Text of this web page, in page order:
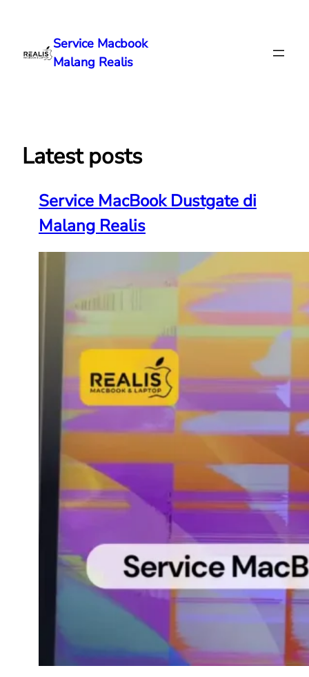
Service Macbook
Malang Realis
Latest posts
Service MacBook Dustgate di
Malang Realis